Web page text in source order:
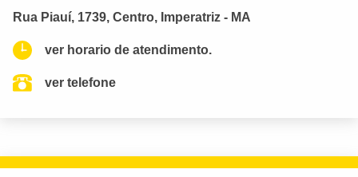
Rua Piauí, 1739, Centro, Imperatriz - MA
ver horario de atendimento.
ver telefone